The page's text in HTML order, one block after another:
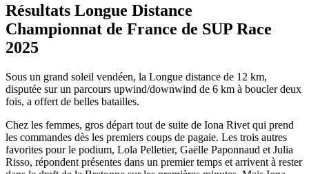
Résultats Longue Distance
Championnat de France de SUP Race
2025
Sous un grand soleil vendéen, la Longue distance de 12 km,
disputée sur un parcours upwind/downwind de 6 km à boucler deux
fois, a offert de belles batailles.
Chez les femmes, gros départ tout de suite de Iona Rivet qui prend
les commandes dès les premiers coups de pagaie. Les trois autres
favorites pour le podium, Lola Pelletier, Gaëlle Paponnaud et Julia
Risso, répondent présentes dans un premier temps et arrivent à rester